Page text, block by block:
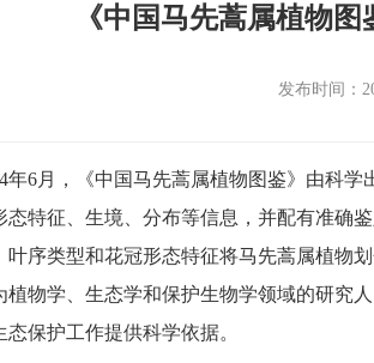
《中国马先蒿属植物
发布时间：
6月，《中国马先蒿属植物图鉴》由科学
态特征、生境、分布等信息，并配有准确
叶序类型和花冠形态特征将马先蒿属植物
植物学、生态学和保护生物学领域的研究
态保护工作提供科学依据。